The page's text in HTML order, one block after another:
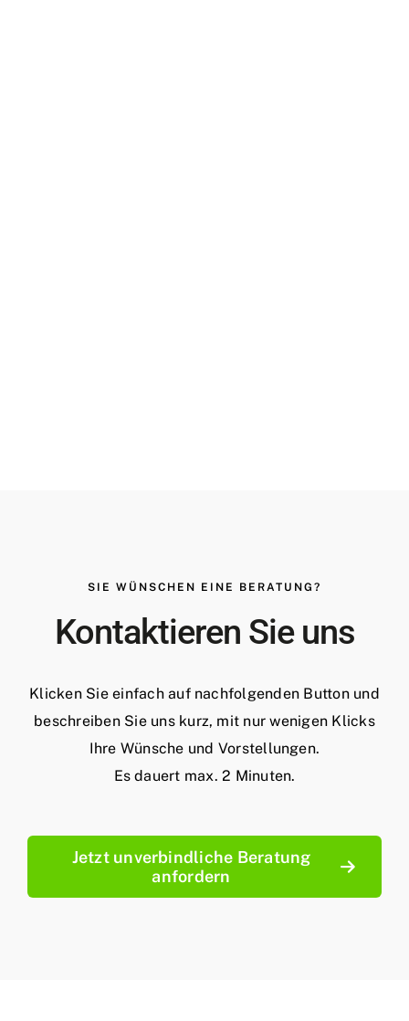
SIE WÜNSCHEN EINE BERATUNG?
Kontaktieren Sie uns
Klicken Sie einfach auf nachfolgenden Button und
beschreiben Sie uns kurz, mit nur wenigen Klicks
Ihre Wünsche und Vorstellungen.
Es dauert max. 2 Minuten.
Jetzt unverbindliche Beratung
anfordern